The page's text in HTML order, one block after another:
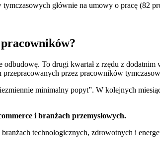
głównie na umowy o pracę (82
To drugi kwartał z rzędu z
przez pracowników
minimalny popyt”. W kolejnych
i branżach przemysłowych.
technologicznych, zdrowotnych i